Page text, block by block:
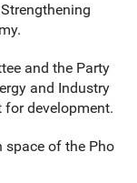
and the Party
and Industry
for development.
space of the Pho